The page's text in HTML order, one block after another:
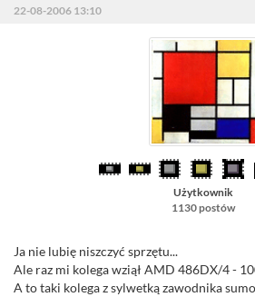
22-08-2006 13:10
Użytkownik
1130 postów
Ja nie lubię niszczyć sprzętu...
Ale raz mi kolega wziął AMD 486DX/4 -
A to taki kolega z sylwetką zawodnika